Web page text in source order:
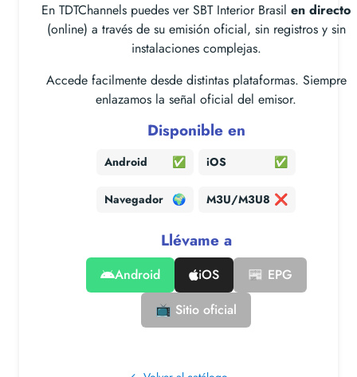
En TDTChannels puedes ver SBT Interior Brasil en directo
(online) a través de su emisión oficial, sin registros y sin
instalaciones complejas.
Accede facilmente desde distintas plataformas. Siempre
enlazamos la señal oficial del emisor.
Disponible en
Android ✅ iOS ✅
Navegador 🌍 M3U/M3U8 ❌
Llévame a
Android iOS
📰 EPG
📺 Sitio oficial